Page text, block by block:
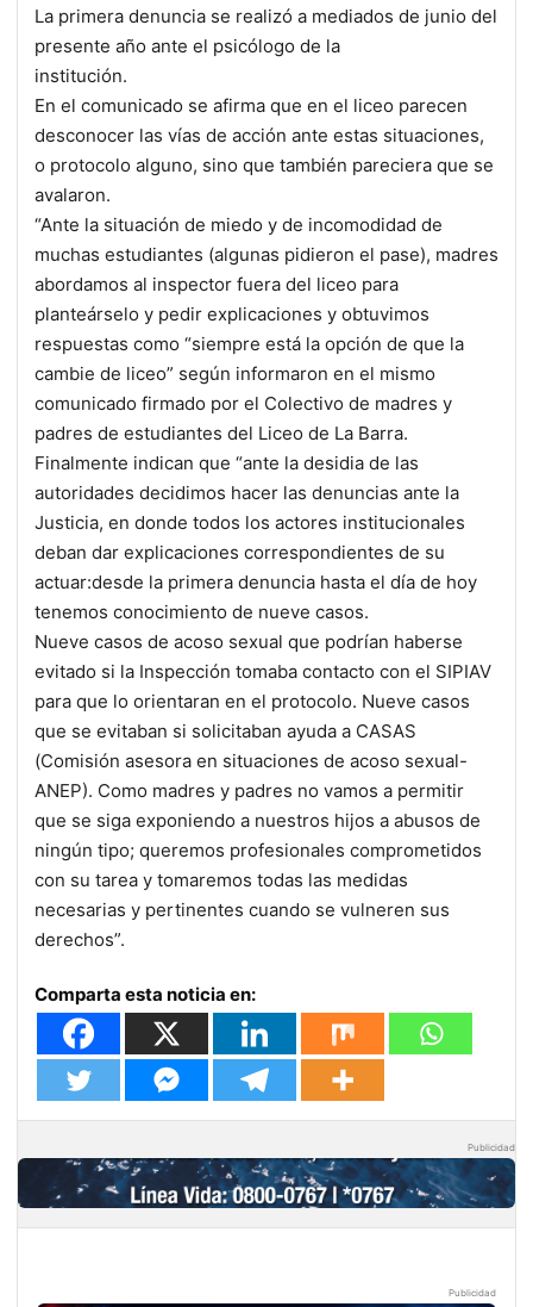
La primera denuncia se realizó a mediados de junio del
presente año ante el psicólogo de la
institución.
En el comunicado se afirma que en el liceo parecen
desconocer las vías de acción ante estas situaciones,
o protocolo alguno, sino que también pareciera que se
avalaron.
“Ante la situación de miedo y de incomodidad de
muchas estudiantes (algunas pidieron el pase), madres
abordamos al inspector fuera del liceo para
planteárselo y pedir explicaciones y obtuvimos
respuestas como “siempre está la opción de que la
cambie de liceo” según informaron en el mismo
comunicado firmado por el Colectivo de madres y
padres de estudiantes del Liceo de La Barra.
Finalmente indican que “ante la desidia de las
autoridades decidimos hacer las denuncias ante la
Justicia, en donde todos los actores institucionales
deban dar explicaciones correspondientes de su
actuar:desde la primera denuncia hasta el día de hoy
tenemos conocimiento de nueve casos.
Nueve casos de acoso sexual que podrían haberse
evitado si la Inspección tomaba contacto con el SIPIAV
para que lo orientaran en el protocolo. Nueve casos
que se evitaban si solicitaban ayuda a CASAS
(Comisión asesora en situaciones de acoso sexual-
ANEP). Como madres y padres no vamos a permitir
que se siga exponiendo a nuestros hijos a abusos de
ningún tipo; queremos profesionales comprometidos
con su tarea y tomaremos todas las medidas
necesarias y pertinentes cuando se vulneren sus
derechos”.
Comparta esta noticia en:
Publicidad
Publicidad